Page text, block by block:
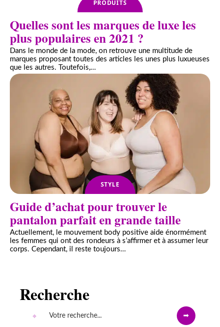
PRODUITS
Quelles sont les marques de luxe les
plus populaires en 2021 ?
Dans le monde de la mode, on retrouve une multitude de
marques proposant toutes des articles les unes plus luxueuses
que les autres. Toutefois,…
STYLE
Guide d’achat pour trouver le
pantalon parfait en grande taille
Actuellement, le mouvement body positive aide énormément
les femmes qui ont des rondeurs à s’affirmer et à assumer leur
corps. Cependant, il reste toujours…
Recherche